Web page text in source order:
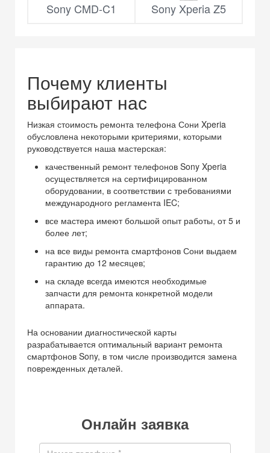
Sony CMD-C1 Sony Xperia Z5
Почему клиенты
выбирают нас
Низкая стоимость ремонта телефона Сони Xperia
обусловлена некоторыми критериями, которыми
руководствуется наша мастерская:
качественный ремонт телефонов Sony Xperia
осуществляется на сертифицированном
оборудовании, в соответствии с требованиями
международного регламента IEC;
все мастера имеют большой опыт работы, от 5 и
более лет;
на все виды ремонта смартфонов Сони выдаем
гарантию до 12 месяцев;
на складе всегда имеются необходимые
запчасти для ремонта конкретной модели
аппарата.
На основании диагностической карты
разрабатывается оптимальный вариант ремонта
смартфонов Sony, в том числе производится замена
поврежденных деталей.
Онлайн заявка